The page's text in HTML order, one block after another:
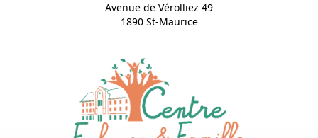
Avenue de Vérolliez 49
1890 St-Maurice